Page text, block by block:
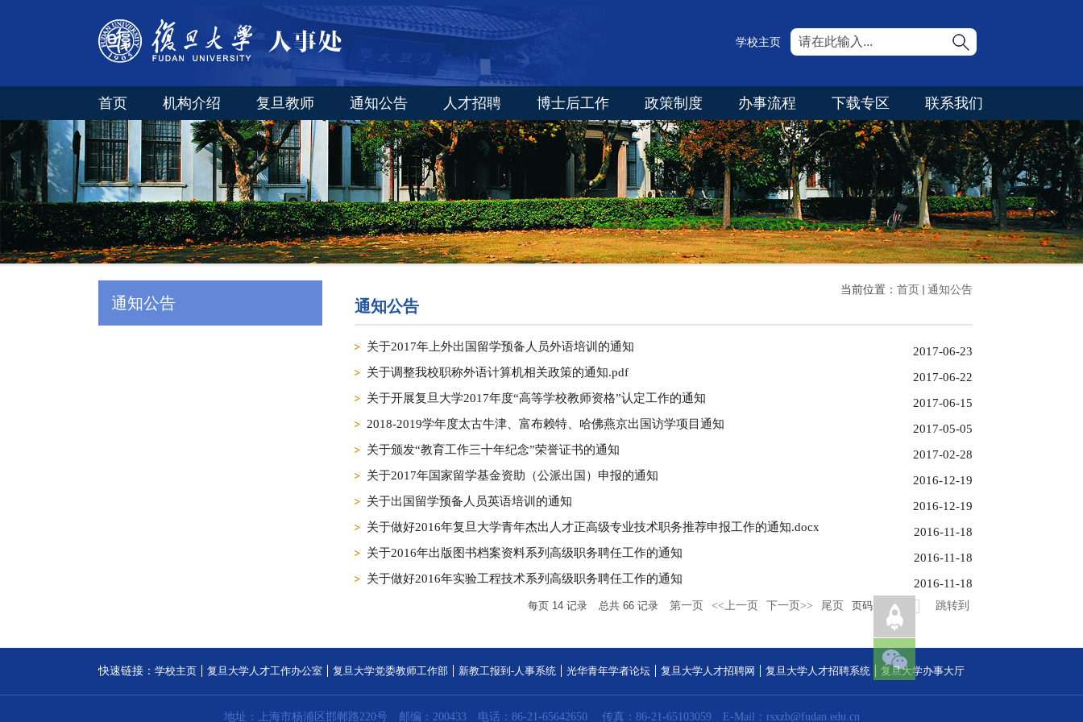
学校主页
首页 机构介绍 复旦教师 通知公告 人才招聘 博士后工作 政策制度 办事流程 下载专区 联系我们
通知公告 通知公告
当前位置： 首页 通知公告
关于2017年上外出国留学预备人员外语培训的通知
2017-06-23
关于调整我校职称外语计算机相关政策的通知.pdf
2017-06-22
关于开展复旦大学2017年度“高等学校教师资格”认定工作的通知
2017-06-15
2018-2019学年度太古牛津、富布赖特、哈佛燕京出国访学项目通知
2017-05-05
关于颁发“教育工作三十年纪念”荣誉证书的通知
2017-02-28
关于2017年国家留学基金资助（公派出国）申报的通知
2016-12-19
关于出国留学预备人员英语培训的通知
2016-12-19
关于做好2016年复旦大学青年杰出人才正高级专业技术职务推荐申报工作的通知.docx
2016-11-18
关于2016年出版图书档案资料系列高级职务聘任工作的通知
2016-11-18
关于做好2016年实验工程技术系列高级职务聘任工作的通知
2016-11-18
每页 14 记录 总共 66 记录 第一页 <<上一页 下一页>> 尾页 页码 跳转到
快速链接： 学校主页 复旦大学人才工作办公室 复旦大学党委教师工作部 新教工报到-人事系统 光华青年学者论坛 复旦大学人才招聘网 复旦大学人才招聘系统 复旦大学办事大厅
地址：上海市杨浦区邯郸路220号 邮编：200433 电话：86-21-65642650 传真：86-21-65103059 E-Mail：rsxzb@fudan.edu.cn